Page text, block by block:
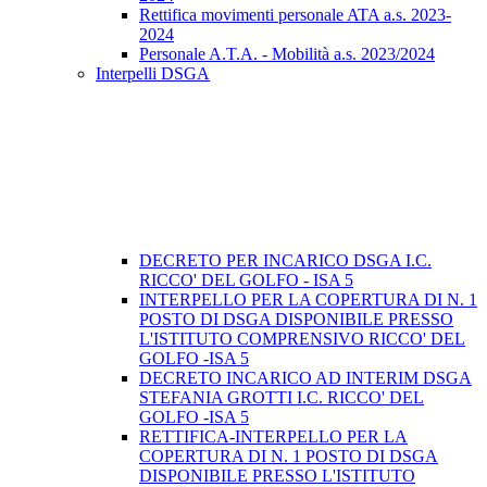
Rettifica movimenti personale ATA a.s. 2023-
2024
Personale A.T.A. - Mobilità a.s. 2023/2024
Interpelli DSGA
DECRETO PER INCARICO DSGA I.C.
RICCO' DEL GOLFO - ISA 5
INTERPELLO PER LA COPERTURA DI N. 1
POSTO DI DSGA DISPONIBILE PRESSO
L'ISTITUTO COMPRENSIVO RICCO' DEL
GOLFO -ISA 5
DECRETO INCARICO AD INTERIM DSGA
STEFANIA GROTTI I.C. RICCO' DEL
GOLFO -ISA 5
RETTIFICA-INTERPELLO PER LA
COPERTURA DI N. 1 POSTO DI DSGA
DISPONIBILE PRESSO L'ISTITUTO